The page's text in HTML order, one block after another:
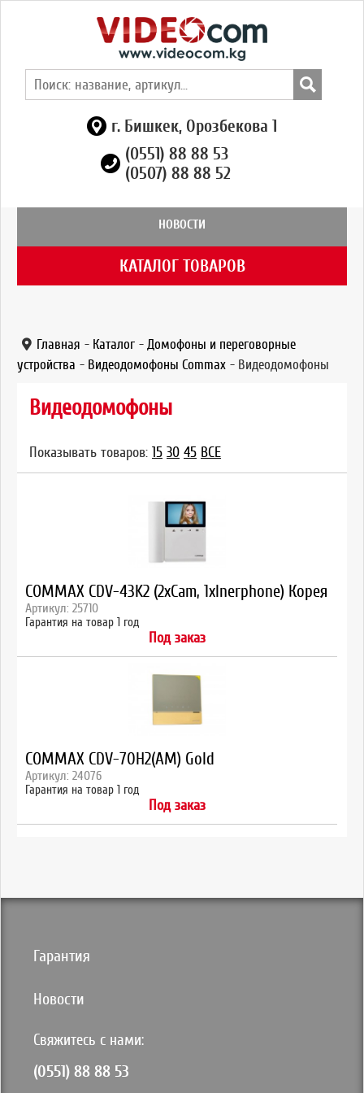
г. Бишкек, Орозбекова 1
(0551) 88 88 53
(0507) 88 88 52
НОВОСТИ
КАТАЛОГ ТОВАРОВ
Главная - Каталог - Домофоны и переговорные
устройства - Видеодомофоны Commax - Видеодомофоны
Видеодомофоны
Показывать товаров: 15 30 45 ВСЕ
COMMAX CDV-43K2 (2xCam, 1xInerphone) Корея
Артикул: 25710
Гарантия на товар 1 год
Под заказ
COMMAX CDV-70H2(AM) Gold
Артикул: 24076
Гарантия на товар 1 год
Под заказ
Гарантия
Новости
Свяжитесь с нами:
(0551) 88 88 53